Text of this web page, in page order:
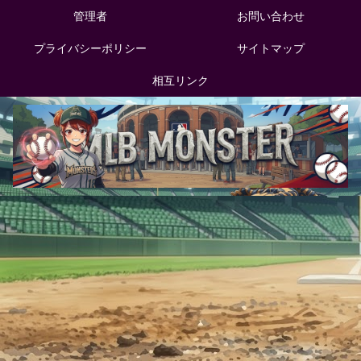
管理者 お問い合わせ
プライバシーポリシー サイトマップ
相互リンク